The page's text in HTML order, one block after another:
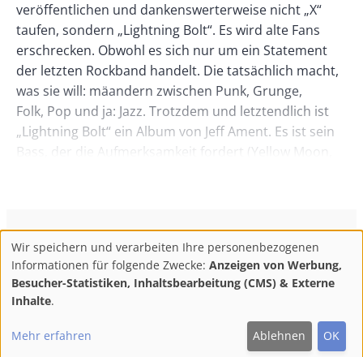
veröffentlichen und dankenswerterweise nicht „X“
taufen, sondern „Lightning Bolt“. Es wird alte Fans
erschrecken. Obwohl es sich nur um ein Statement
der letzten Rockband handelt. Die tatsächlich macht,
was sie will: mäandern zwischen Punk, Grunge,
Folk, Pop und ja: Jazz. Trotzdem und letztendlich ist
„Lightning Bolt“ ein Album von Jeff Ament. Es ist sein
Bass, der die Aufmerksamkeit fordert (Yellow Moon,
sorgen: geschenkt. Man kann nach so einem Album
auch aufhören. Denn mit „Lightning Bolt“ schließt sich
der Kreis zum ersten Album „Ten“. Hoffen wir aber
lieber mal, dass „Lightning Bolt“ eine neue Ära
Hörhinweis: Yellow Moon, Getaway, Pendulum
Footer
ConBrio Kulturmedienhaus AGB
Datenschutz
Impressum
Info & Kontakt
Abo kündigen / Widerruf der Bestellung
Use
of
personal
data
and
Wir speichern und verarbeiten Ihre personenbezogenen
Informationen für folgende Zwecke: Anzeigen von Werbung,
Besucher-Statistiken, Inhaltsbearbeitung (CMS) & Externe
Inhalte.
Mehr erfahren Ablehnen OK